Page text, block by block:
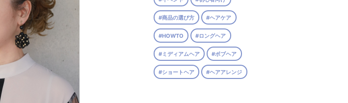
#商品の選び方 #ヘアケア
#HOWTO #ロングヘア
#ミディアムヘア #ボブヘア
#ショートヘア #ヘアアレンジ